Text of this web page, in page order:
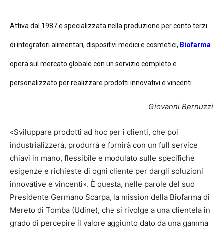
Attiva dal 1987 e specializzata nella produzione per conto terzi
di integratori alimentari, dispositivi medici e cosmetici, Biofarma
opera sul mercato globale con un servizio completo e
personalizzato per realizzare prodotti innovativi e vincenti
Giovanni Bernuzzi
«Sviluppare prodotti ad hoc per i clienti, che poi
industrializzerà, produrrà e fornirà con un full service
chiavi in mano, flessibile e modulato sulle specifiche
esigenze e richieste di ogni cliente per dargli soluzioni
innovative e vincenti». È questa, nelle parole del suo
Presidente Germano Scarpa, la mission della Biofarma di
Mereto di Tomba (Udine), che si rivolge a una clientela in
grado di percepire il valore aggiunto dato da una gamma